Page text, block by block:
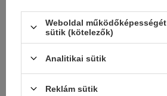
Cosibella
Bőrápolási
tanácsok, szépségápolási
Weboldal
sütik (kötelezők)
Analitikai sütik
Reklám sütik